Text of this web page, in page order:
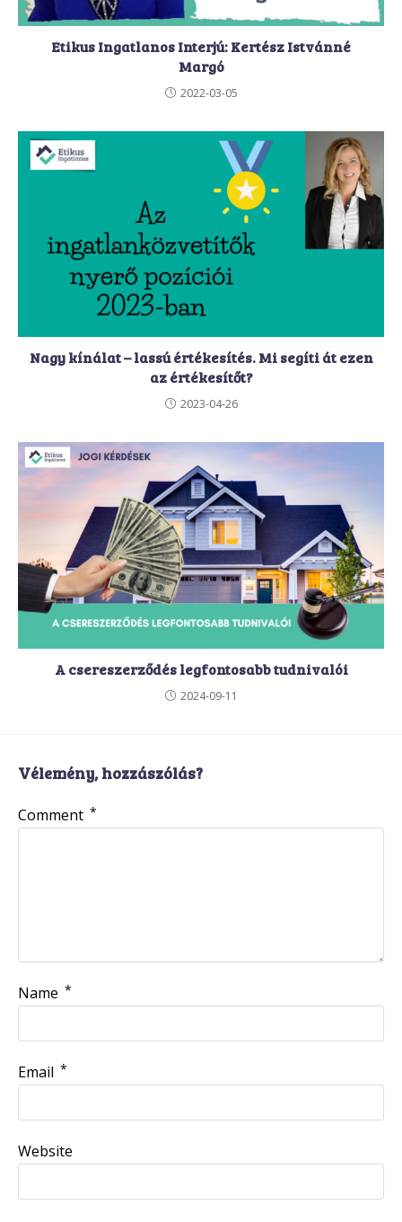
Etikus Ingatlanos Interjú: Kertész Istvánné
Margó
2022-03-05
Nagy kínálat – lassú értékesítés. Mi segíti át ezen
az értékesítőt?
2023-04-26
A csereszerződés legfontosabb tudnivalói
2024-09-11
Vélemény, hozzászólás?
Comment *
Name *
Email *
Website